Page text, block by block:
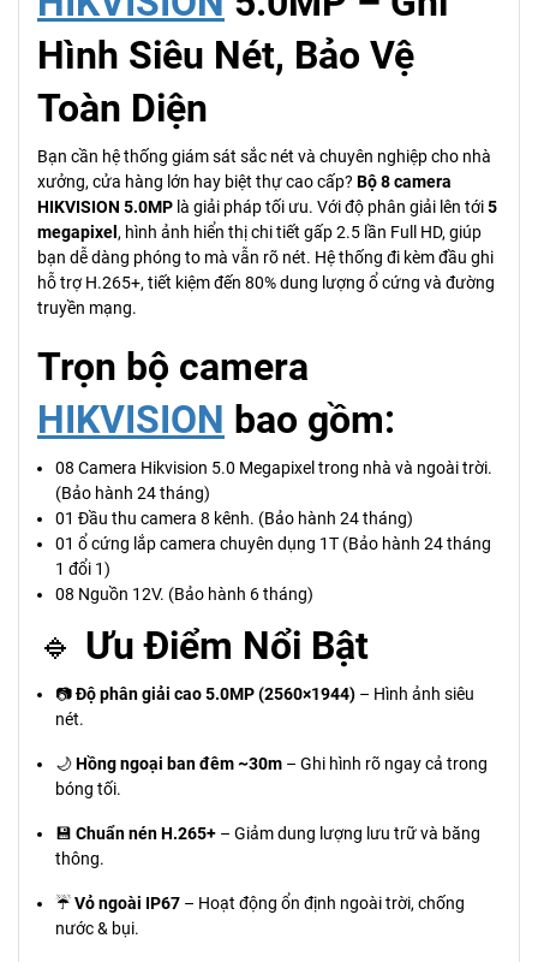
Hình Siêu Nét, Bảo Vệ
Toàn Diện
Bạn cần hệ thống giám sát sắc nét và chuyên nghiệp cho nhà
xưởng, cửa hàng lớn hay biệt thự cao cấp? Bộ 8 camera
HIKVISION 5.0MP là giải pháp tối ưu. Với độ phân giải lên tới5
megapixel , hình ảnh hiển thị chi tiết gấp 2.5 lần Full HD, giúp
bạn dễ dàng phóng to mà vẫn rõ nét. Hệ thống đi kèm đầu ghi
hỗ trợ H.265+, tiết kiệm đến 80% dung lượng ổ cứng và đường
truyền mạng.
Trọn bộ camera
HIKVISION bao gồm:
08 Camera Hikvision 5.0 Megapixel trong nhà và ngoài trời.
(Bảo hành 24 tháng)
01 Đầu thu camera 8 kênh. (Bảo hành 24 tháng)
01 ổ cứng lắp camera chuyên dụng 1T (Bảo hành 24 tháng
1 đổi 1)
08 Nguồn 12V. (Bảo hành 6 tháng)
🔹 Ưu Điểm Nổi Bật
📷Độ phân giải cao 5.0MP (2560×1944) – Hình ảnh siêu
nét.
🌙Hồng ngoại ban đêm ~30m – Ghi hình rõ ngay cả trong
bóng tối.
💾 Chuẩn nén H.265+ – Giảm dung lượng lưu trữ và băng
thông.
☔Vỏ ngoài IP67 – Hoạt động ổn định ngoài trời, chống
nước & bụi.